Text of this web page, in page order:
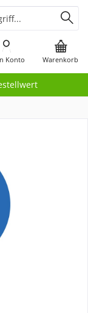
Warenkorb
Konto